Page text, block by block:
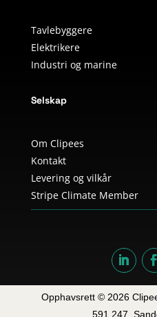
Tavlebyggere
Elektrikere
Industri og marine
Selskap
Om Clipees
Kontakt
Levering og vilkår
Stripe Climate Member
Opphavsrett © 2026
591 247.